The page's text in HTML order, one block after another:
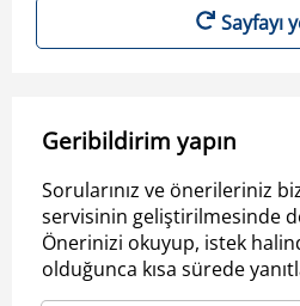
Sayfayı
Geribildirim yapın
Sorularınız ve önerileriniz
servisinin geliştirilmesinde
Önerinizi okuyup, istek
olduğunca kısa sürede